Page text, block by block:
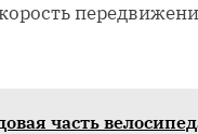
часть